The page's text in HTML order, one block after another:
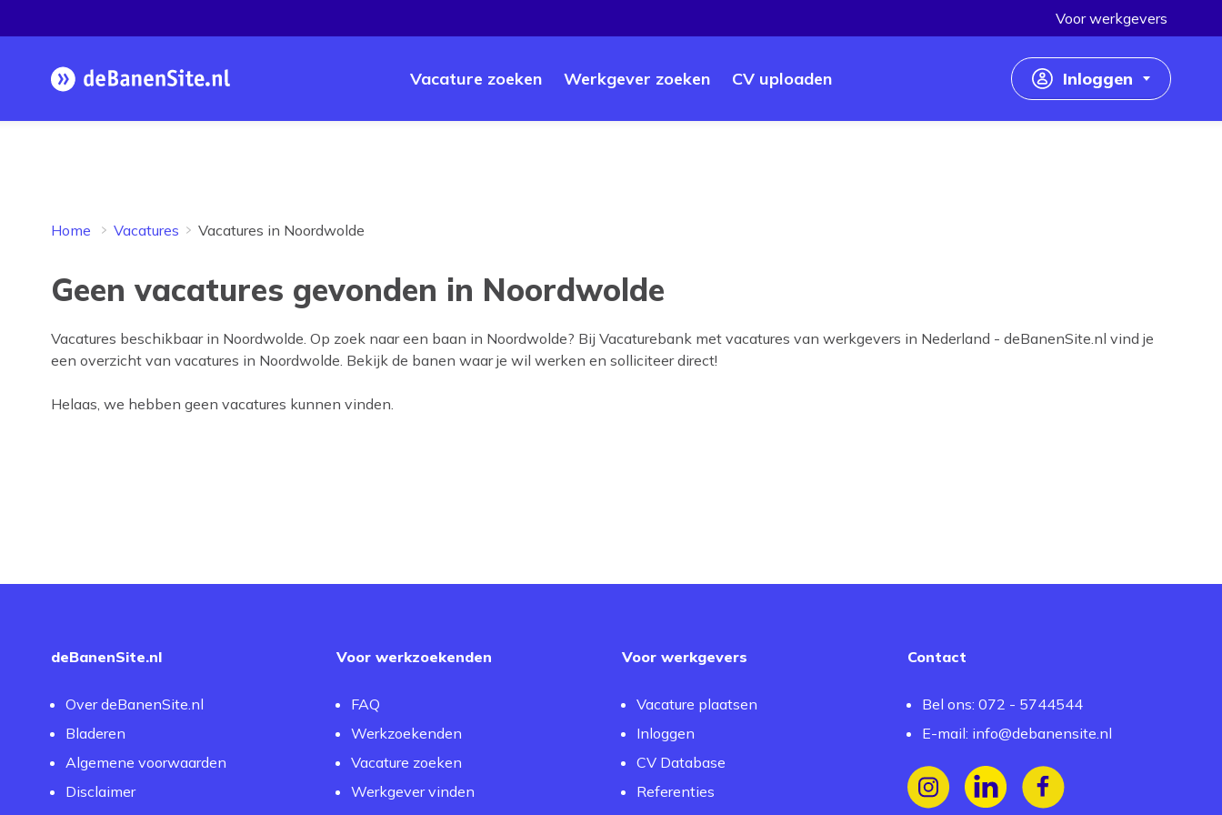
Homepage Vacature zoeken Werkgever zoeken CV uploaden
Voor werkgevers
Inloggen
Home Vacatures Vacatures in Noordwolde
Geen vacatures gevonden in Noordwolde
Vacatures beschikbaar in Noordwolde. Op zoek naar een baan in Noordwolde? Bij Vacaturebank met vacatures van werkgevers in Nederland - deBanenSite.nl vind je
een overzicht van vacatures in Noordwolde. Bekijk de banen waar je wil werken en solliciteer direct!
Helaas, we hebben geen vacatures kunnen vinden.
deBanenSite.nl
Over deBanenSite.nl
Bladeren
Algemene voorwaarden
Disclaimer
Voor werkzoekenden
FAQ
Werkzoekenden
Vacature zoeken
Werkgever vinden
Voor werkgevers
Vacature plaatsen
Inloggen
CV Database
Referenties
Contact
Bel ons: 072 - 5744544
E-mail: info@debanensite.nl